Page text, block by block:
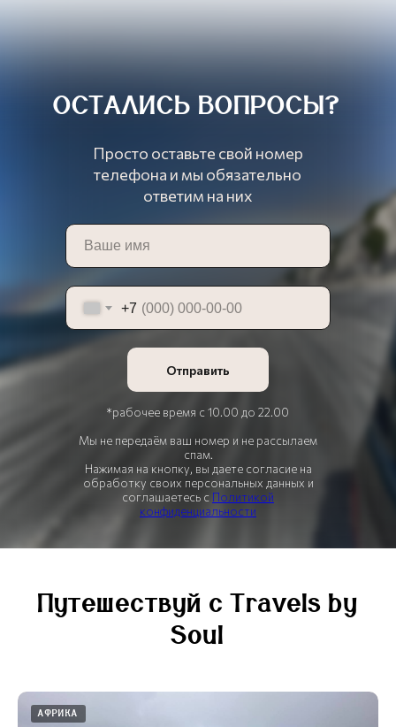
ОСТАЛИСЬ ВОПРОСЫ?
Просто оставьте свой номер
телефона и мы обязательно
ответим на них
+7
Отправить
*рабочее время с 10.00 до 22.00
Мы не передаём ваш номер и не рассылаем
спам.
Нажимая на кнопку, вы даете согласие на
обработку своих персональных данных и
соглашаетесь с Политикой
конфиденциальности
Путешествуй с Travels by
Soul
АФРИКА